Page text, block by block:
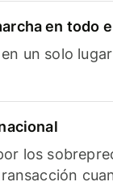
en todo
un solo
los